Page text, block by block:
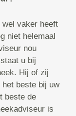
vaker heeft
niet helemaal
nou
u bij
Hij of zij
beste bij uw
beste de
is